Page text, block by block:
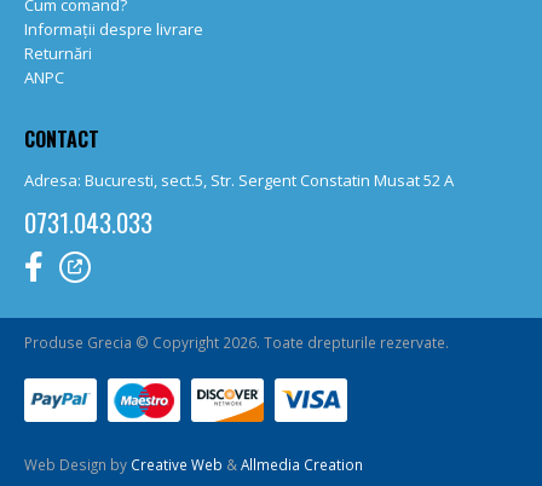
Cum comand?
Informații despre livrare
Returnări
ANPC
CONTACT
Adresa: Bucuresti, sect.5, Str. Sergent Constatin Musat 52 A
0731.043.033
Produse Grecia © Copyright 2026. Toate drepturile rezervate.
Web Design by Creative Web &Allmedia Creation